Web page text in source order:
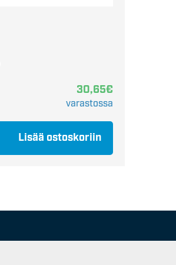
30,65€
varastossa
Lisää ostoskoriin